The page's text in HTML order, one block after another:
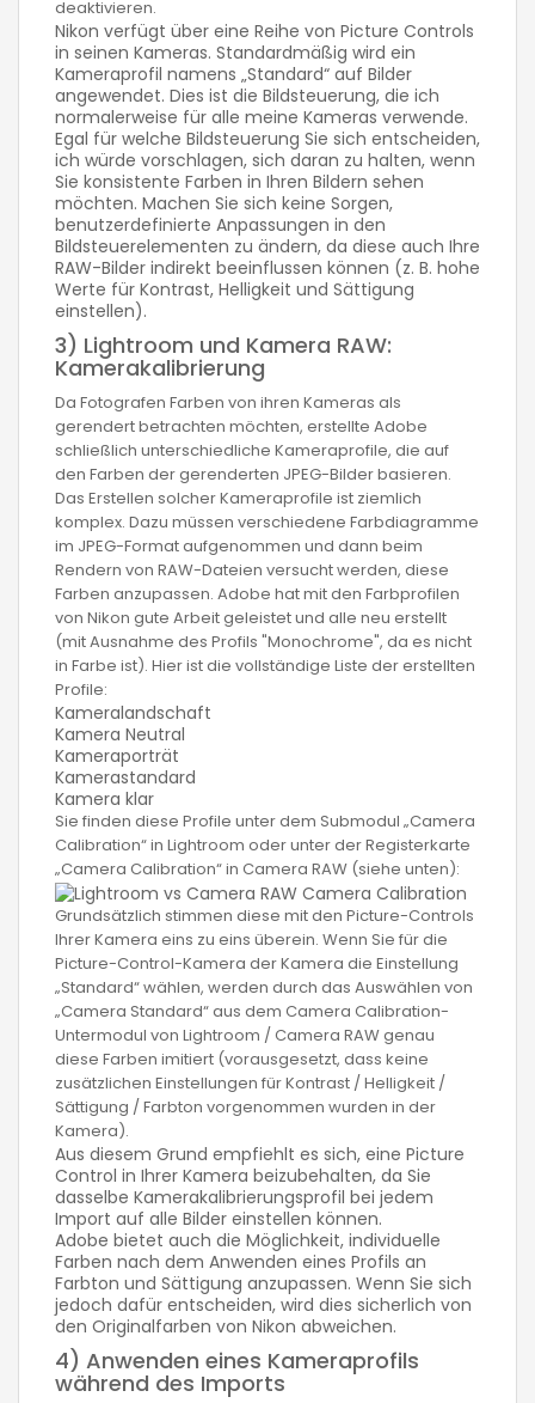
deaktivieren.
Nikon verfügt über eine Reihe von Picture Controls
in seinen Kameras. Standardmäßig wird ein
Kameraprofil namens „Standard“ auf Bilder
angewendet. Dies ist die Bildsteuerung, die ich
normalerweise für alle meine Kameras verwende.
Egal für welche Bildsteuerung Sie sich entscheiden,
ich würde vorschlagen, sich daran zu halten, wenn
Sie konsistente Farben in Ihren Bildern sehen
möchten. Machen Sie sich keine Sorgen,
benutzerdefinierte Anpassungen in den
Bildsteuerelementen zu ändern, da diese auch Ihre
RAW-Bilder indirekt beeinflussen können (z. B. hohe
Werte für Kontrast, Helligkeit und Sättigung
einstellen).
3) Lightroom und Kamera RAW:
Kamerakalibrierung
Da Fotografen Farben von ihren Kameras als
gerendert betrachten möchten, erstellte Adobe
schließlich unterschiedliche Kameraprofile, die auf
den Farben der gerenderten JPEG-Bilder basieren.
Das Erstellen solcher Kameraprofile ist ziemlich
komplex. Dazu müssen verschiedene Farbdiagramme
im JPEG-Format aufgenommen und dann beim
Rendern von RAW-Dateien versucht werden, diese
Farben anzupassen. Adobe hat mit den Farbprofilen
von Nikon gute Arbeit geleistet und alle neu erstellt
(mit Ausnahme des Profils "Monochrome", da es nicht
in Farbe ist). Hier ist die vollständige Liste der erstellten
Profile:
Kameralandschaft
Kamera Neutral
Kameraporträt
Kamerastandard
Kamera klar
Sie finden diese Profile unter dem Submodul „Camera
Calibration“ in Lightroom oder unter der Registerkarte
„Camera Calibration“ in Camera RAW (siehe unten):
Grundsätzlich stimmen diese mit den Picture-Controls
Ihrer Kamera eins zu eins überein. Wenn Sie für die
Picture-Control-Kamera der Kamera die Einstellung
„Standard“ wählen, werden durch das Auswählen von
„Camera Standard“ aus dem Camera Calibration-
Untermodul von Lightroom / Camera RAW genau
diese Farben imitiert (vorausgesetzt, dass keine
zusätzlichen Einstellungen für Kontrast / Helligkeit /
Sättigung / Farbton vorgenommen wurden in der
Kamera).
Aus diesem Grund empfiehlt es sich, eine Picture
Control in Ihrer Kamera beizubehalten, da Sie
dasselbe Kamerakalibrierungsprofil bei jedem
Import auf alle Bilder einstellen können.
Adobe bietet auch die Möglichkeit, individuelle
Farben nach dem Anwenden eines Profils an
Farbton und Sättigung anzupassen. Wenn Sie sich
jedoch dafür entscheiden, wird dies sicherlich von
den Originalfarben von Nikon abweichen.
4) Anwenden eines Kameraprofils
während des Imports